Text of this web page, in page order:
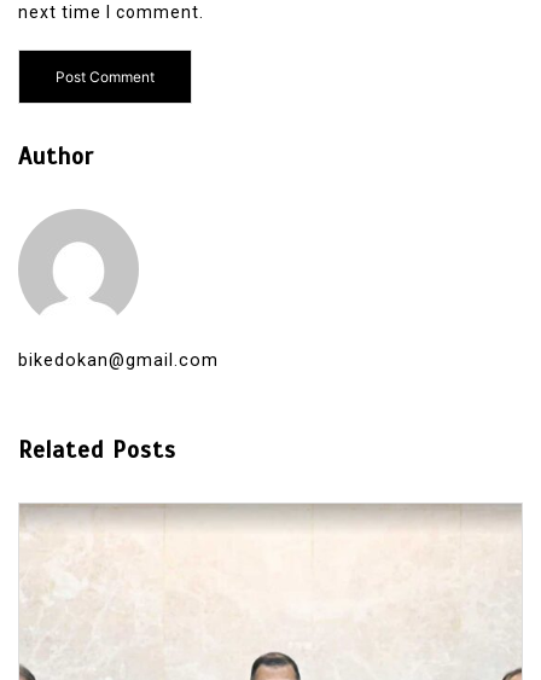
next time I comment.
Author
bikedokan@gmail.com
Related Posts